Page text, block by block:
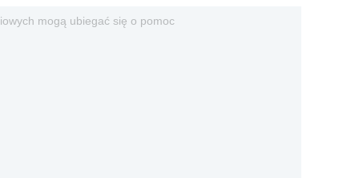
mogą ubiegać się o pomoc